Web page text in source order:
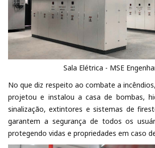
Sala Elétrica - MSE
No que diz respeito ao combate a
projetou e instalou a casa de bombas,
sinalização, extintores e sistemas de
garantem a segurança de todos os
protegendo vidas e propriedades em caso